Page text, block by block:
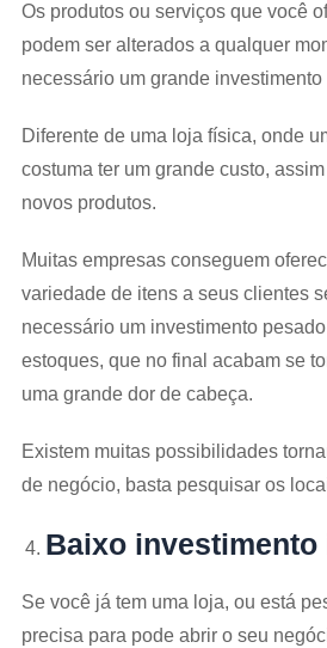
Os produtos ou serviços que você
podem ser alterados a qualquer
necessário um grande
Diferente de uma loja física, onde
costuma ter um grande custo,
novos produtos.
Muitas empresas conseguem
variedade de itens a seus clientes
necessário um investimento
estoques, que no final acabam se
uma grande dor de cabeça.
Existem muitas possibilidades
de negócio, basta pesquisar os
Baixo investimento
Se você já tem uma loja, ou está
precisa para pode abrir o seu